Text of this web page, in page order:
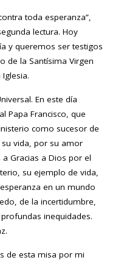
toda esperanza”,
lectura. Hoy
y queremos ser testigos
de la Santísima Virgen
En este día
Papa Francisco, que
como sucesor de
vida, por su amor
Gracias a Dios por el
su ejemplo de vida,
en un mundo
de la incertidumbre,
inequidades.
de esta misa por mi